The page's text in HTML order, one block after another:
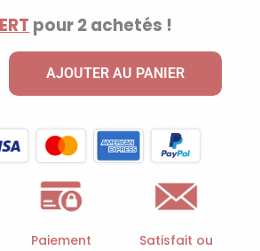
pour 2 achetés !
AJOUTER AU PANIER
Paiement
Satisfait ou